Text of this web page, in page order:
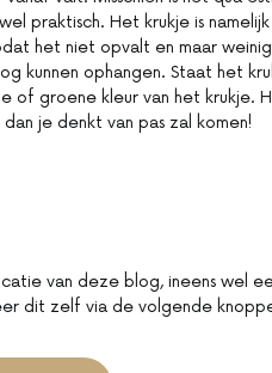
praktisch. Het krukje is
het niet opvalt en maar
kunnen ophangen. Staat het
of groene kleur van het krukje.
je denkt van pas zal komen!
van deze blog, ineens wel
dit zelf via de volgende